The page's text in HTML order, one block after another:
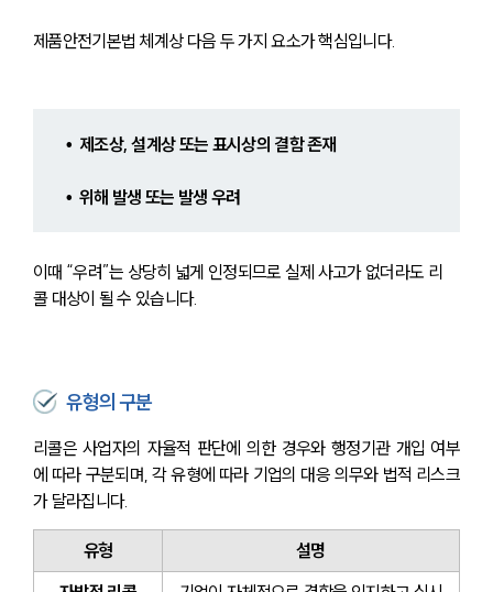
제품안전기본법 체계상 다음 두 가지 요소가 핵심입니다.
•  제조상, 설계상 또는 표시상의 결함 존재
•  위해 발생 또는 발생 우려
이때 “우려”는 상당히 넓게 인정되므로 실제 사고가 없더라도 리
콜 대상이 될 수 있습니다.
유형의 구분
리콜은 사업자의 자율적 판단에 의한 경우와 행정기관 개입 여부
에 따라 구분되며, 각 유형에 따라 기업의 대응 의무와 법적 리스크
가 달라집니다.
유형
설명